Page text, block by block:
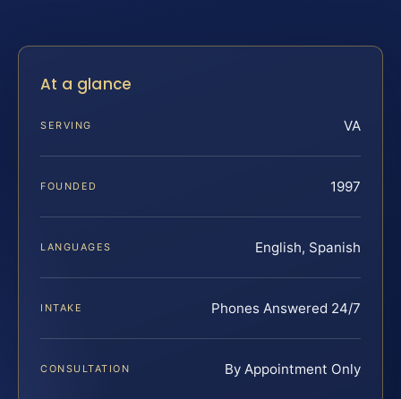
At a glance
SERVING VA
FOUNDED 1997
LANGUAGES English, Spanish
INTAKE Phones Answered 24/7
CONSULTATION By Appointment Only